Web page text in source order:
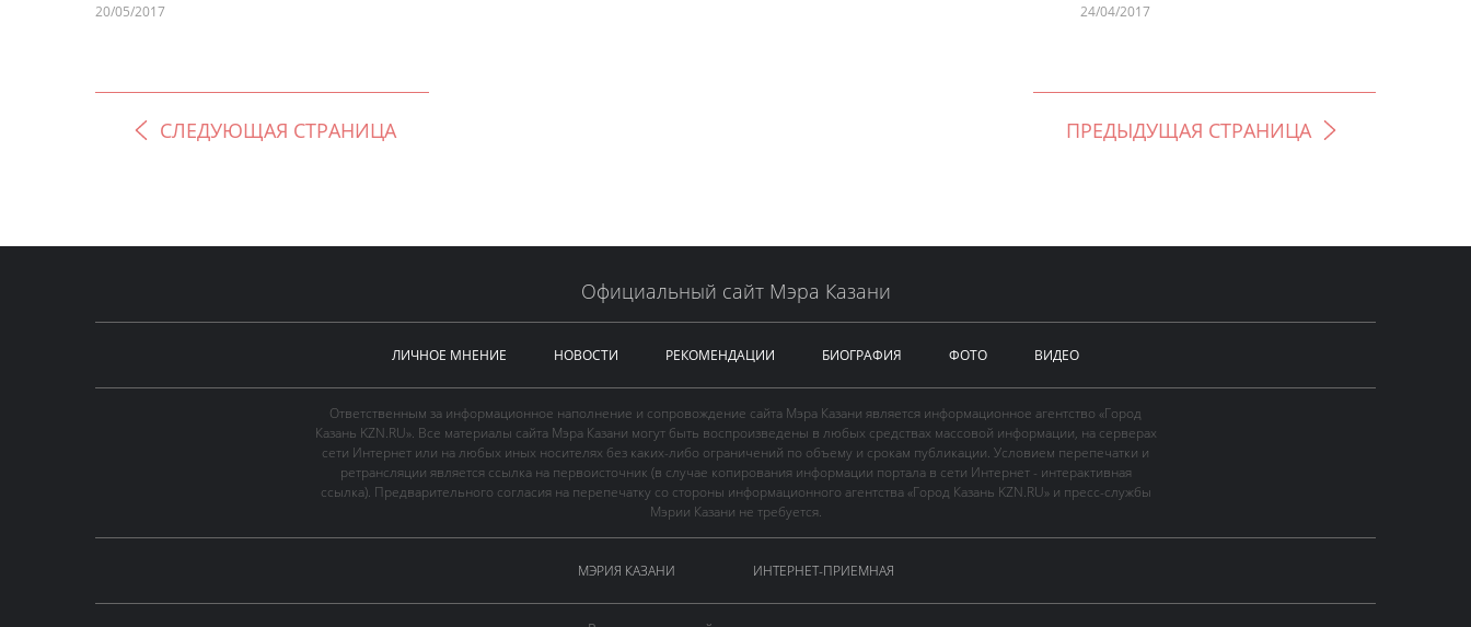
20/05/2017 24/04/2017
СЛЕДУЮЩАЯ СТРАНИЦА ПРЕДЫДУЩАЯ СТРАНИЦА
Официальный сайт Мэра Казани
ЛИЧНОЕ МНЕНИЕ НОВОСТИ РЕКОМЕНДАЦИИ БИОГРАФИЯ ФОТО ВИДЕО
Ответственным за информационное наполнение и сопровождение сайта Мэра Казани является информационное агентство «Город
Казань KZN.RU». Все материалы сайта Мэра Казани могут быть воспроизведены в любых средствах массовой информации, на серверах
сети Интернет или на любых иных носителях без каких-либо ограничений по объему и срокам публикации. Условием перепечатки и
ретрансляции является ссылка на первоисточник (в случае копирования информации портала в сети Интернет - интерактивная
ссылка). Предварительного согласия на перепечатку со стороны информационного агентства «Город Казань KZN.RU» и пресс-службы
Мэрии Казани не требуется.
МЭРИЯ КАЗАНИ ИНТЕРНЕТ-ПРИЕМНАЯ